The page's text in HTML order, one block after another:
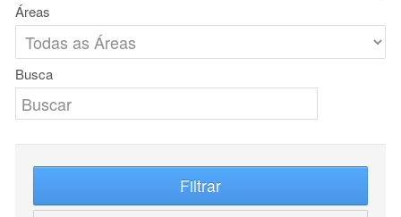
Áreas
Busca
Filtrar